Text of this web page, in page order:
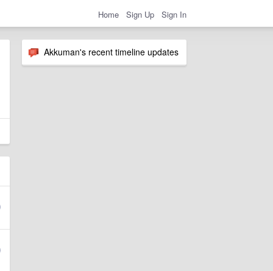
Home Sign Up Sign In
Akkuman's recent timeline updates